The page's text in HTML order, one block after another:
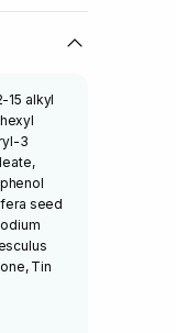
15 alkyl
3
seed
Tin